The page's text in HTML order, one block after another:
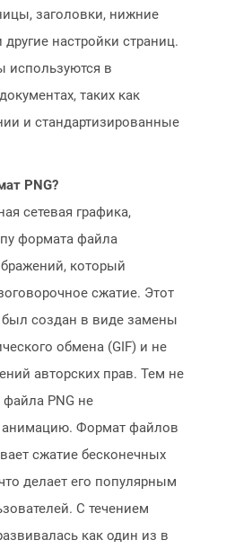
заголовки, нижние
настройки страниц.
используются в
таких как
и стандартизированные
PNG?
сетевая графика,
формата файла
который
сжатие. Этот
создан в виде замены
обмена (GIF) и не
авторских прав. Тем не
PNG не
анимацию. Формат файлов
сжатие бесконечных
делает его популярным
С течением
как один из в